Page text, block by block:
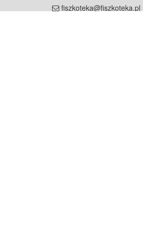
fiszkoteka@fiszkoteka.pl